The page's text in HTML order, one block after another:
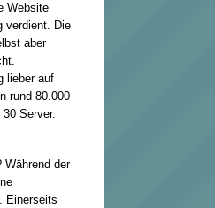
Website
verdient. Die
aber
lieber auf
rund 80.000
Server.
Während der
Einerseits